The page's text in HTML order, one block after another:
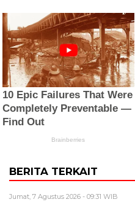
BERITA TERKAIT
Jumat, 7 Agustus 2026 - 09:31 WIB